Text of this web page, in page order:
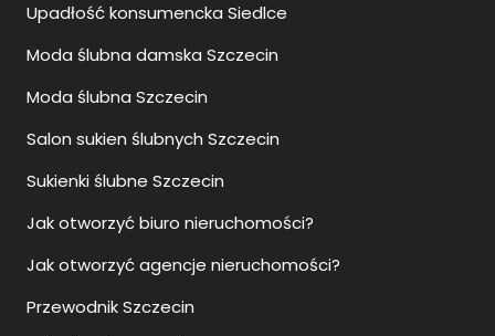
Upadłość konsumencka Siedlce
Moda ślubna damska Szczecin
Moda ślubna Szczecin
Salon sukien ślubnych Szczecin
Sukienki ślubne Szczecin
Jak otworzyć biuro nieruchomości?
Jak otworzyć agencje nieruchomości?
Przewodnik Szczecin